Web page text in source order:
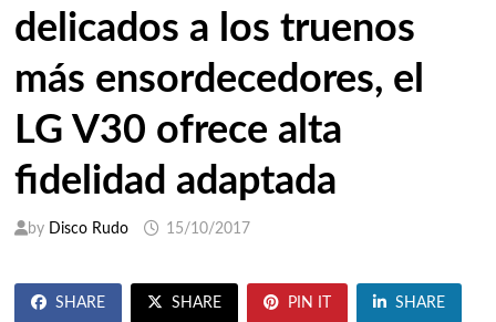
delicados a los truenos
más ensordecedores, el
LG V30 ofrece alta
fidelidad adaptada
by Disco Rudo 15/10/2017
SHARE SHARE PIN IT SHARE